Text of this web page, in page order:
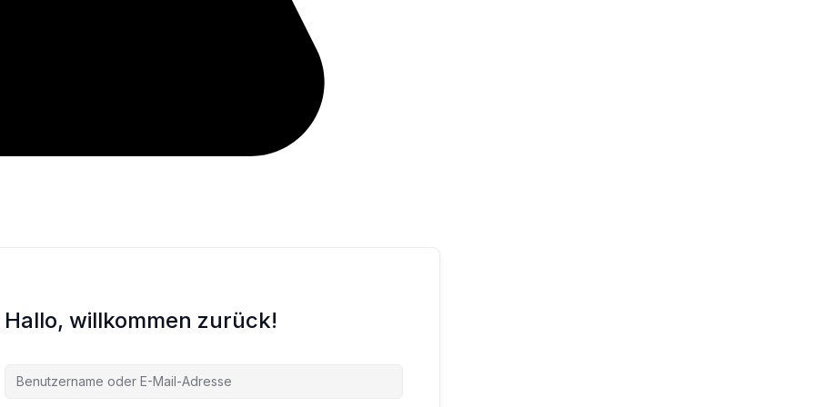
Hallo, willkommen zurück!